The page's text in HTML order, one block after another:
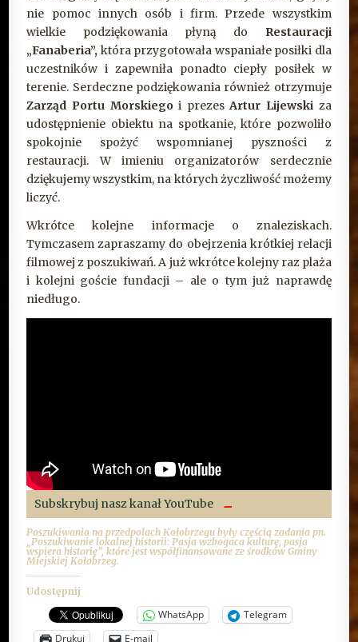
nie pomoc innych osób i firm. Przede wszystkim
wielkie podziękowania płyną do Restauracji
„Fanaberia”, która przygotowała wspaniałe posiłki dla
uczestników i zapewniła ponadto ciepły posiłek w
terenie. Serdeczne podziękowania również otrzymuje
Zarząd Portu Morskiegoi prezesArtur Lijewski za
udostępnienie obiektu na spotkanie, które pozwoliło
spokojnie spożyć wspomnianej pyszności z
restauracji. W imieniu organizatorów serdecznie
dziękujemy wszystkim, na których życzliwość możemy
liczyć.
Wkrótce kolejne informacje o znaleziskach.
Tymczasem zapraszamy do obejrzenia krótkiej relacji
filmowej z poszukiwań. A już wkrótce kolejny raz plaża
i kolejni goście fundacji – ale o tym już naprawdę
niedługo.
Subskrybuj nasz kanał YouTube
Poszukiwania na przedpolach Kołobrzegu były częścią zadania pn.
„Poszukiwanie lokalnej historii: Pasja wzbogaca kulturę, pasja
wspiera historię”, które jest współfinansowane ze środków Gminy
Miejskiej Kołobrzeg.
Udostępnij
WhatsApp
Telegram
Drukuj
E-mail